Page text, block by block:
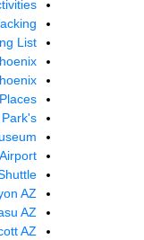
List
AZ
AZ
AZ